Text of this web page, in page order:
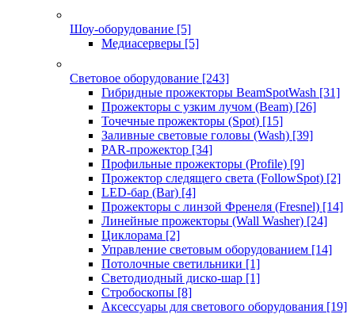
Шоу-оборудование [5]
Медиасерверы [5]
Световое оборудование [243]
Гибридные прожекторы BeamSpotWash [31]
Прожекторы с узким лучом (Beam) [26]
Точечные прожекторы (Spot) [15]
Заливные световые головы (Wash) [39]
PAR-прожектор [34]
Профильные прожекторы (Profile) [9]
Прожектор следящего света (FollowSpot) [2]
LED-бар (Bar) [4]
Прожекторы с линзой Френеля (Fresnel) [14]
Линейные прожекторы (Wall Washer) [24]
Циклорама [2]
Управление световым оборудованием [14]
Потолочные светильники [1]
Светодиодный диско-шар [1]
Стробоскопы [8]
Аксессуары для светового оборудования [19]